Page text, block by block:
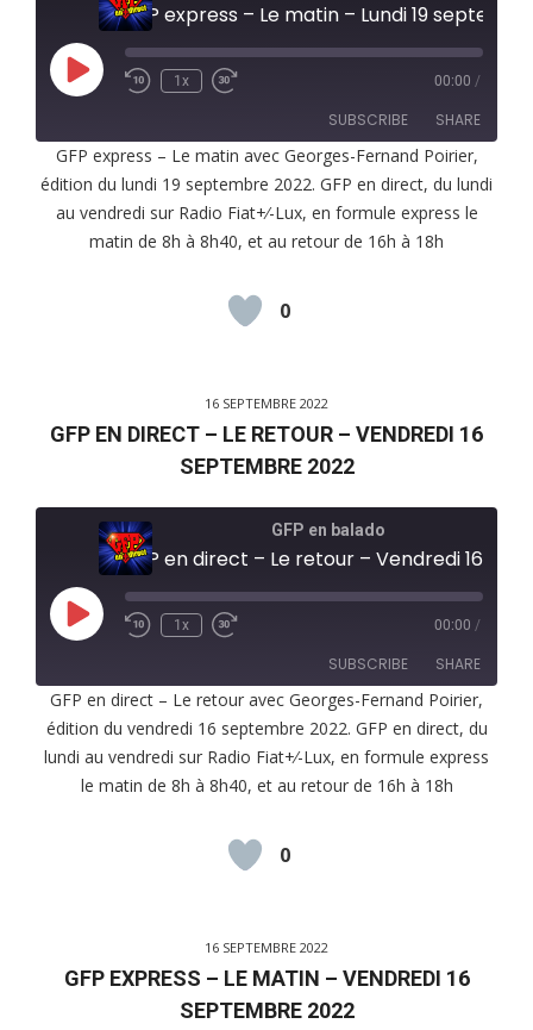
Play
Episode
1x 00:00 /
SUBSCRIBE SHARE
RSS FEED
SHARE
LINK
GFP express – Le matin avec Georges-Fernand Poirier,
édition du lundi 19 septembre 2022. GFP en direct, du lundi
au vendredi sur Radio Fiat+⁄-Lux, en formule express le
matin de 8h à 8h40, et au retour de 16h à 18h
0
16 SEPTEMBRE 2022
GFP EN DIRECT – LE RETOUR – VENDREDI 16
SEPTEMBRE 2022
GFP en balado
Play
Episode
1x 00:00 /
SUBSCRIBE SHARE
RSS FEED
SHARE
LINK
GFP en direct – Le retour avec Georges-Fernand Poirier,
édition du vendredi 16 septembre 2022. GFP en direct, du
lundi au vendredi sur Radio Fiat+⁄-Lux, en formule express
le matin de 8h à 8h40, et au retour de 16h à 18h
0
16 SEPTEMBRE 2022
GFP EXPRESS – LE MATIN – VENDREDI 16
SEPTEMBRE 2022